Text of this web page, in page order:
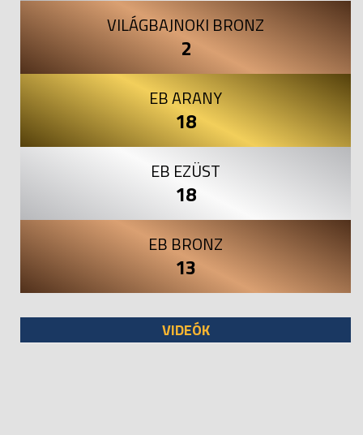
VILÁGBAJNOKI BRONZ
2
EB ARANY
18
EB EZÜST
18
EB BRONZ
13
VIDEÓK